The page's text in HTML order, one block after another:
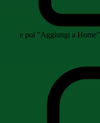
e poi "Aggiungi a Home"